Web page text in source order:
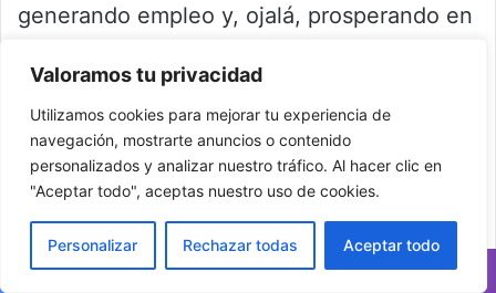
Valoramos tu privacidad
Utilizamos cookies para mejorar tu experiencia de
navegación, mostrarte anuncios o contenido
personalizados y analizar nuestro tráfico. Al hacer clic en
"Aceptar todo", aceptas nuestro uso de cookies.
Personalizar Rechazar todas Aceptar todo
generando empleo y, ojalá, prosperando en
Una joven PRO que inspira con Alf
Pastelería